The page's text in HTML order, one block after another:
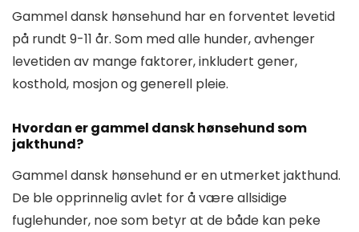
Gammel dansk hønsehund har en forventet levetid
på rundt 9-11 år. Som med alle hunder, avhenger
levetiden av mange faktorer, inkludert gener,
kosthold, mosjon og generell pleie.
Hvordan er gammel dansk hønsehund som
jakthund?
Gammel dansk hønsehund er en utmerket jakthund.
De ble opprinnelig avlet for å være allsidige
fuglehunder, noe som betyr at de både kan peke